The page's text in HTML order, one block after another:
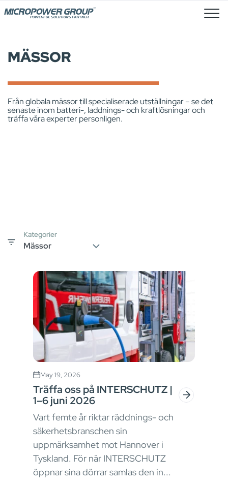
Lediga Tjänster
MÄSSOR
Från globala mässor till specialiserade utställningar – se det
senaste inom batteri-, laddnings- och kraftlösningar och
träffa våra experter personligen.
Kategorier
May 19, 2026
Träffa oss på INTERSCHUTZ |
1–6 juni 2026
Vart femte år riktar räddnings- och
säkerhetsbranschen sin
uppmärksamhet mot Hannover i
Tyskland. För när INTERSCHUTZ
öppnar sina dörrar samlas den in...